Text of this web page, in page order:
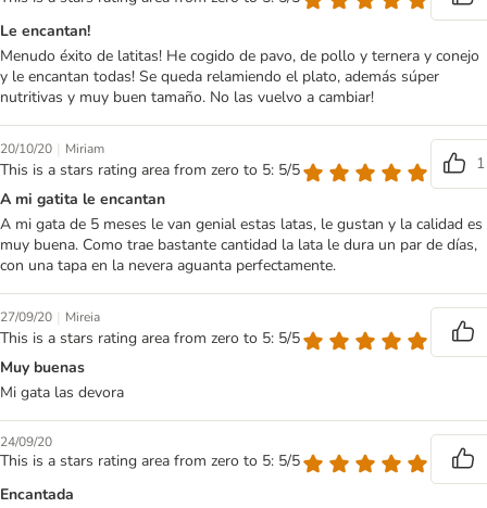
Le encantan!
Menudo éxito de latitas! He cogido de pavo, de pollo y ternera y conejo
y le encantan todas! Se queda relamiendo el plato, además súper
nutritivas y muy buen tamaño. No las vuelvo a cambiar!
20/10/20 | Miriam
This is a stars rating area from zero to 5: 5/5
1
A mi gatita le encantan
A mi gata de 5 meses le van genial estas latas, le gustan y la calidad es
muy buena. Como trae bastante cantidad la lata le dura un par de días,
con una tapa en la nevera aguanta perfectamente.
27/09/20 | Mireia
This is a stars rating area from zero to 5: 5/5
Muy buenas
Mi gata las devora
24/09/20
This is a stars rating area from zero to 5: 5/5
Encantada